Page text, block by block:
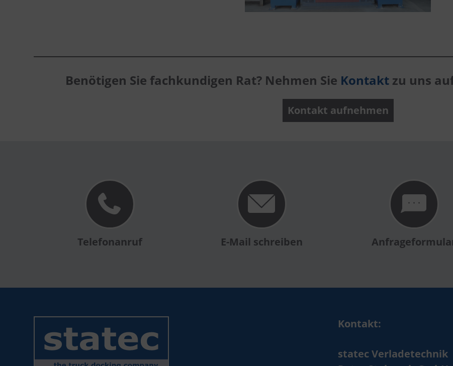
Benötigen Sie fachkundigen Rat? Nehmen Sie Kontakt zu uns
Kontakt aufnehmen
Telefonanruf E-Mail schreiben
Kontakt:
statec Verladetechnik